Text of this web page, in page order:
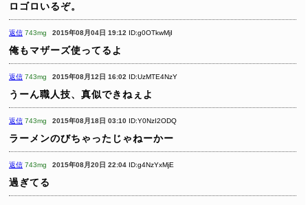
ロゴロいるぞ。
返信 743mg 2015年08月04日 19:12 ID:g0OTkwMjI
俺もマザーズ使ってるよ
返信 743mg 2015年08月12日 16:02 ID:UzMTE4NzY
うーん職人技、真似できねぇよ
返信 743mg 2015年08月18日 03:10 ID:Y0NzI2ODQ
ラーメンのびちゃったじゃねーかー
返信 743mg 2015年08月20日 22:04 ID:g4NzYxMjE
過ぎてる